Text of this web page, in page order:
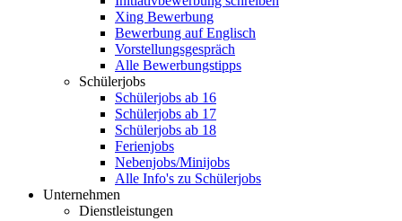
Xing Bewerbung
Bewerbung auf Englisch
Vorstellungsgespräch
Alle Bewerbungstipps
Schülerjobs
Schülerjobs ab 16
Schülerjobs ab 17
Schülerjobs ab 18
Ferienjobs
Nebenjobs/Minijobs
Alle Info's zu Schülerjobs
Unternehmen
Dienstleistungen